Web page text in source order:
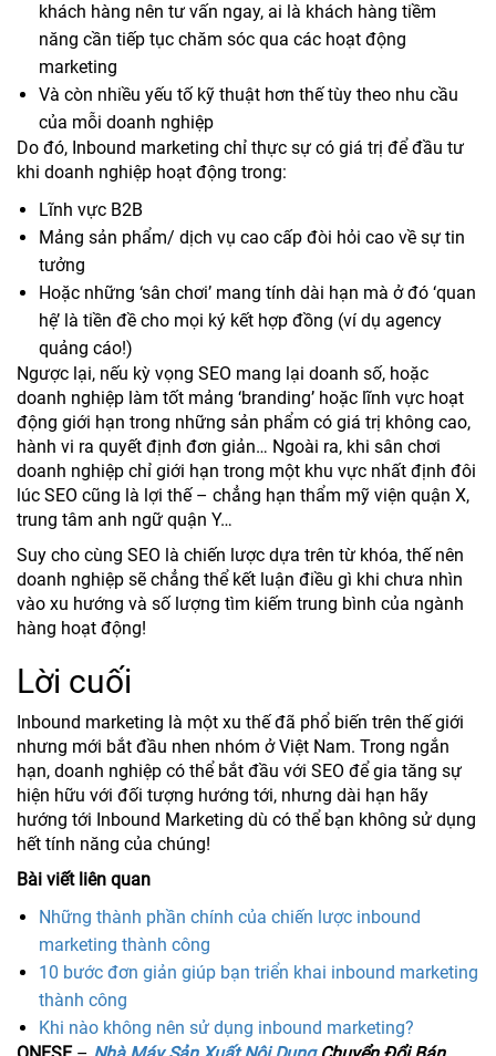
khách hàng nên tư vấn ngay, ai là khách hàng tiềm
năng cần tiếp tục chăm sóc qua các hoạt động
marketing
Và còn nhiều yếu tố kỹ thuật hơn thế tùy theo nhu cầu
của mỗi doanh nghiệp
Do đó, Inbound marketing chỉ thực sự có giá trị để đầu tư
khi doanh nghiệp hoạt động trong:
Lĩnh vực B2B
Mảng sản phẩm/ dịch vụ cao cấp đòi hỏi cao về sự tin
tưởng
Hoặc những ‘sân chơi’ mang tính dài hạn mà ở đó ‘quan
hệ’ là tiền đề cho mọi ký kết hợp đồng (ví dụ agency
quảng cáo!)
Ngược lại, nếu kỳ vọng SEO mang lại doanh số, hoặc
doanh nghiệp làm tốt mảng ‘branding’ hoặc lĩnh vực hoạt
động giới hạn trong những sản phẩm có giá trị không cao,
hành vi ra quyết định đơn giản… Ngoài ra, khi sân chơi
doanh nghiệp chỉ giới hạn trong một khu vực nhất định đôi
lúc SEO cũng là lợi thế – chẳng hạn thẩm mỹ viện quận X,
trung tâm anh ngữ quận Y…
Suy cho cùng SEO là chiến lược dựa trên từ khóa, thế nên
doanh nghiệp sẽ chẳng thể kết luận điều gì khi chưa nhìn
vào xu hướng và số lượng tìm kiếm trung bình của ngành
hàng hoạt động!
Lời cuối
Inbound marketing là một xu thế đã phổ biến trên thế giới
nhưng mới bắt đầu nhen nhóm ở Việt Nam. Trong ngắn
hạn, doanh nghiệp có thể bắt đầu với SEO để gia tăng sự
hiện hữu với đối tượng hướng tới, nhưng dài hạn hãy
hướng tới Inbound Marketing dù có thể bạn không sử dụng
hết tính năng của chúng!
Bài viết liên quan
Những thành phần chính của chiến lược inbound
marketing thành công
10 bước đơn giản giúp bạn triển khai inbound marketing
thành công
Khi nào không nên sử dụng inbound marketing?